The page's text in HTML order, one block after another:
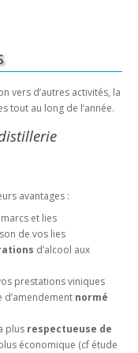
vers d’autres activités, la
tout au long de l’année.
avantages :
et lies
de vos lies
d’alcool aux
prestations viniques
normé
plus respectueuse de
économique (cf étude